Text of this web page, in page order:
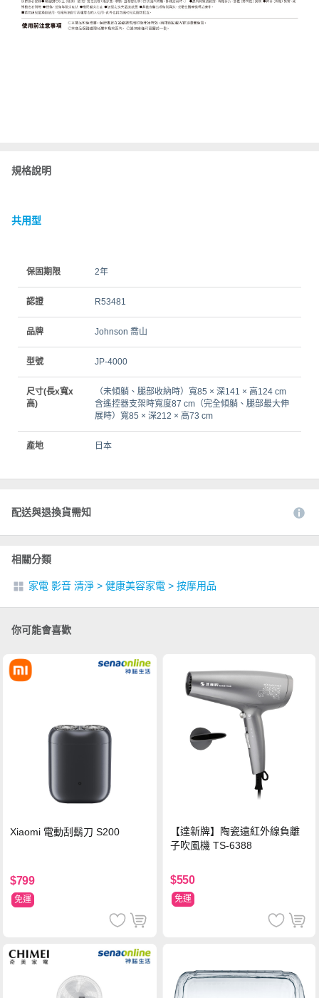
規格說明
共用型
保固期限 2年
認證 R53481
品牌 Johnson 喬山
型號 JP-4000
尺寸(長x寬x
高)
（未傾躺、腿部收納時）寬85 × 深141 × 高124 cm
含遙控器支架時寬度87 cm（完全傾躺、腿部最大伸
展時）寬85 × 深212 × 高73 cm
產地 日本
配送與退換貨需知
相關分類
家電 影音 清淨 > 健康美容家電 > 按摩用品
你可能會喜歡
Xiaomi 電動刮鬍刀 S200
$799
免運
【達新牌】陶瓷遠紅外線負離
子吹風機 TS-6388
$550
免運